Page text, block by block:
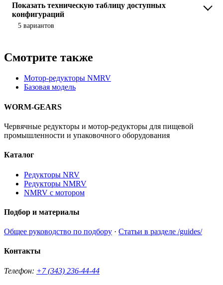
Показать техническую таблицу доступных
конфигураций
5 вариантов
Смотрите также
Мотор-редукторы NMRV
Базовая модель
WORM-GEARS
Червячные редукторы и мотор-редукторы для пищевой
промышленности и упаковочного оборудования
Каталог
Редукторы NRV
Редукторы NMRV
NMRV с мотором
Подбор и материалы
Общее руководство по подбору · Статьи в разделе /guides/
Контакты
Телефон: +7 (343) 236-44-44